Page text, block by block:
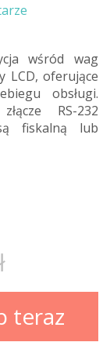
wśród wag
LCD, oferujące
obsługi.
RS-232
fiskalną lub
teraz